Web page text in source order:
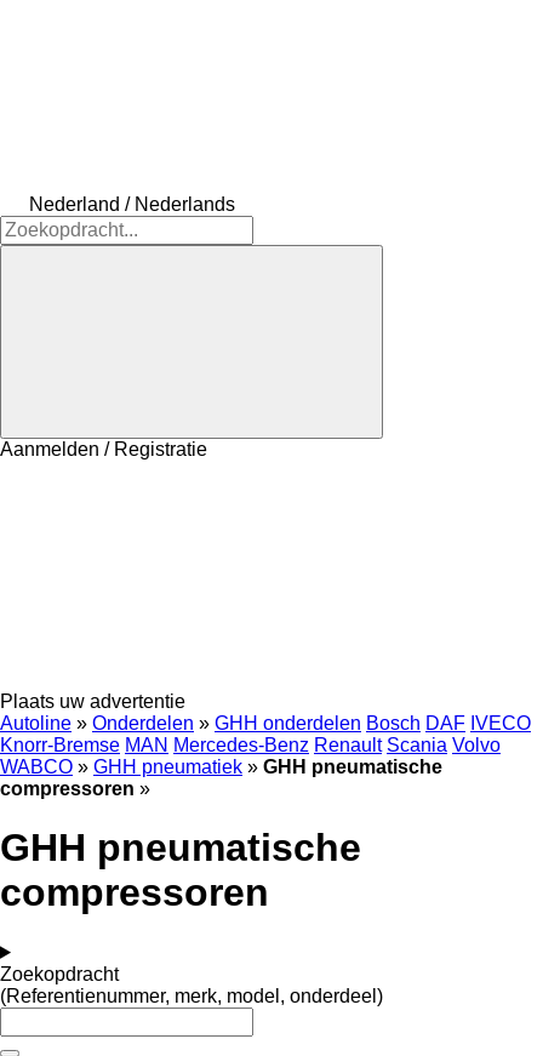
Nederland / Nederlands
Aanmelden / Registratie
Plaats uw advertentie
Autoline » Onderdelen » GHH onderdelen Bosch DAF IVECO
Knorr-Bremse MAN Mercedes-Benz Renault Scania Volvo
WABCO » GHH pneumatiek » GHH pneumatische
compressoren »
GHH pneumatische
compressoren
Zoekopdracht
(Referentienummer, merk, model, onderdeel)